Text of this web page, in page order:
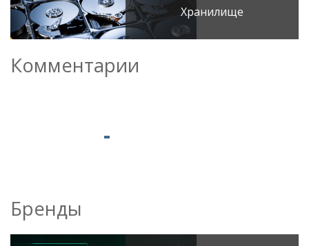
Хранилище
Комментарии
Бренды